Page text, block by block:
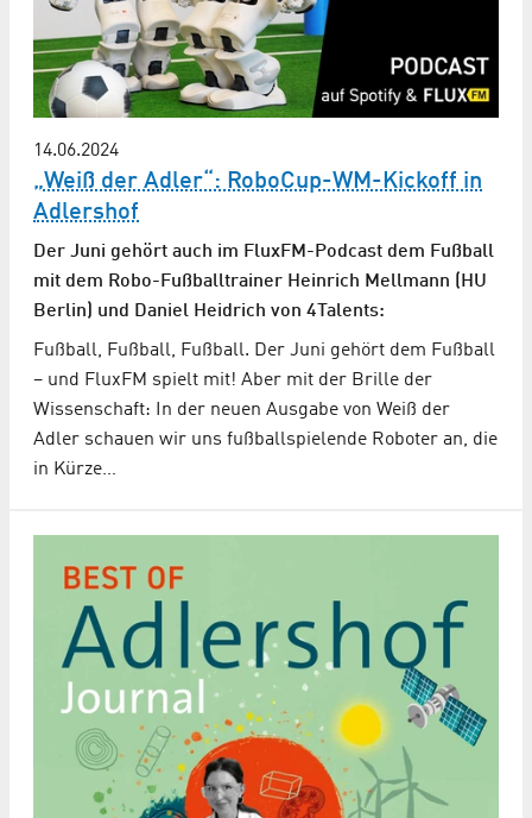
14.06.2024
„Weiß der Adler“: RoboCup-WM-Kickoff in
Adlershof
Der Juni gehört auch im FluxFM-Podcast dem Fußball
mit dem Robo-Fußballtrainer Heinrich Mellmann (HU
Berlin) und Daniel Heidrich von 4Talents:
Fußball, Fußball, Fußball. Der Juni gehört dem Fußball
– und FluxFM spielt mit! Aber mit der Brille der
Wissenschaft: In der neuen Ausgabe von Weiß der
Adler schauen wir uns fußballspielende Roboter an, die
in Kürze…